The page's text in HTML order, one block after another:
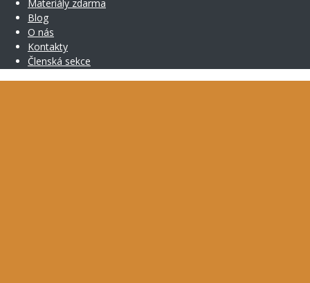
Materiály zdarma
Blog
O nás
Kontakty
Členská sekce